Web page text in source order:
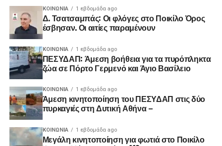
ΚΟΙΝΩΝΊΑ 1 εβδομάδα ago
Δ. Τσατσαμπάς: Οι φλόγες στο Ποικίλο Όρος
έσβησαν. Οι αιτίες παραμένουν
ΚΟΙΝΩΝΊΑ 1 εβδομάδα ago
ΠΕΣΥΔΑΠ: Άμεση βοήθεια για τα πυρόπληκτα
ζώα σε Πόρτο Γερμενό και Άγιο Βασίλειο
ΚΟΙΝΩΝΊΑ 1 εβδομάδα ago
Άμεση κινητοποίηση του ΠΕΣΥΔΑΠ στις δύο
πυρκαγιές στη Δυτική Αθήνα –
ΚΟΙΝΩΝΊΑ 1 εβδομάδα ago
Μεγάλη κινητοποίηση για φωτιά στο Ποικίλο